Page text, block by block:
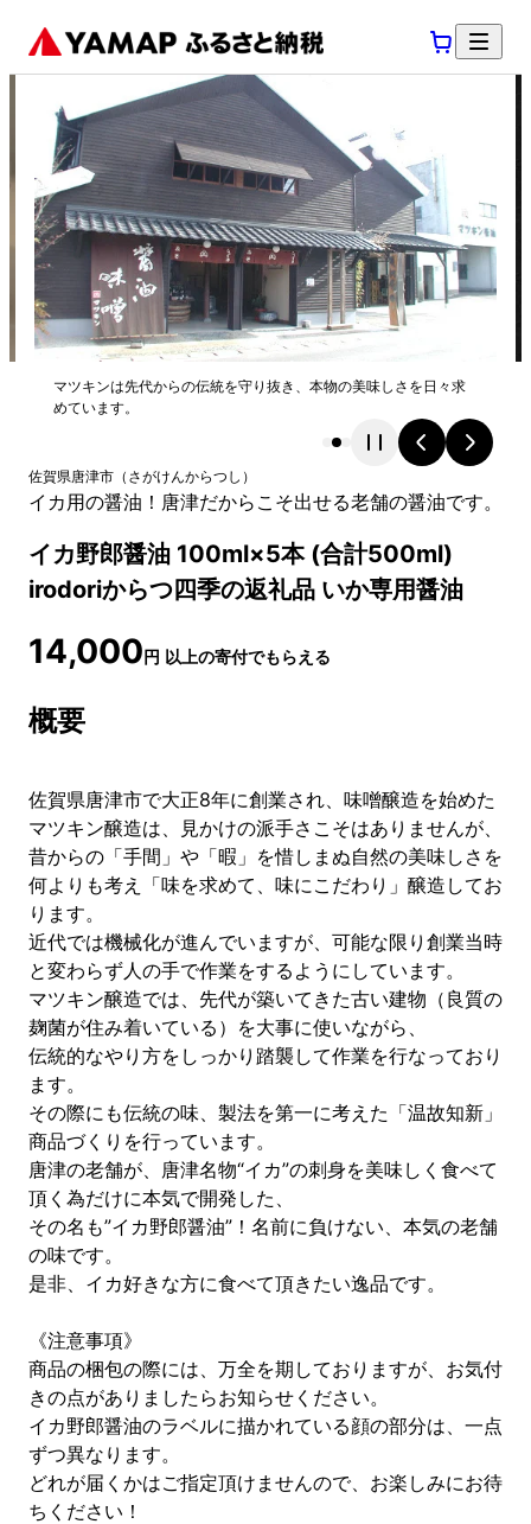
マツキンは先代からの伝統を守り抜き、本物の美味しさを日々求
めています。
佐賀県唐津市 （ さがけんからつし ）
イカ用の醤油！唐津だからこそ出せる老舗の醤油です。
イカ野郎醤油 100ml×5本 (合計500ml)
irodoriからつ四季の返礼品 いか専用醤油
14,000円 以上の寄付でもらえる
概要
佐賀県唐津市で大正8年に創業され、味噌醸造を始めた
マツキン醸造は、見かけの派手さこそはありませんが、
昔からの「手間」や「暇」を惜しまぬ自然の美味しさを
何よりも考え「味を求めて、味にこだわり」醸造してお
ります。
近代では機械化が進んでいますが、可能な限り創業当時
と変わらず人の手で作業をするようにしています。
マツキン醸造では、先代が築いてきた古い建物（良質の
麹菌が住み着いている）を大事に使いながら、
伝統的なやり方をしっかり踏襲して作業を行なっており
ます。
その際にも伝統の味、製法を第一に考えた「温故知新」
商品づくりを行っています。
唐津の老舗が、唐津名物“イカ”の刺身を美味しく食べて
頂く為だけに本気で開発した、
その名も”イカ野郎醤油”！名前に負けない、本気の老舗
の味です。
是非、イカ好きな方に食べて頂きたい逸品です。
《注意事項》
商品の梱包の際には、万全を期しておりますが、お気付
きの点がありましたらお知らせください。
イカ野郎醤油のラベルに描かれている顔の部分は、一点
ずつ異なります。
どれが届くかはご指定頂けませんので、お楽しみにお待
ちください！